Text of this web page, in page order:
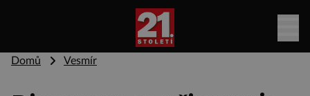
Domů Vesmír